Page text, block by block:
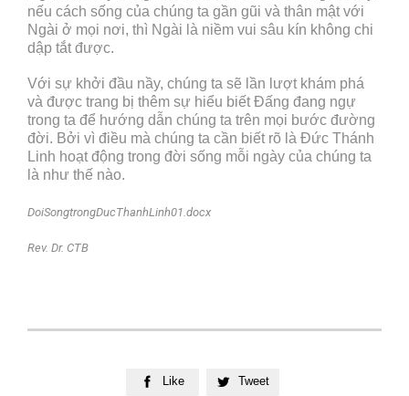
nếu cách sống của chúng ta gần gũi và thân mật với
Ngài ở mọi nơi, thì Ngài là niềm vui sâu kín không chi
dập tắt được.
Với sự khởi đầu nầy, chúng ta sẽ lần lượt khám phá
và được trang bị thêm sự hiểu biết Đấng đang ngự
trong ta để hướng dẫn chúng ta trên mọi bước đường
đời. Bởi vì điều mà chúng ta cần biết rõ là Đức Thánh
Linh hoạt động trong đời sống mỗi ngày của chúng ta
là như thế nào.
DoiSongtrongDucThanhLinh01.docx
Rev. Dr. CTB
 Like  Tweet